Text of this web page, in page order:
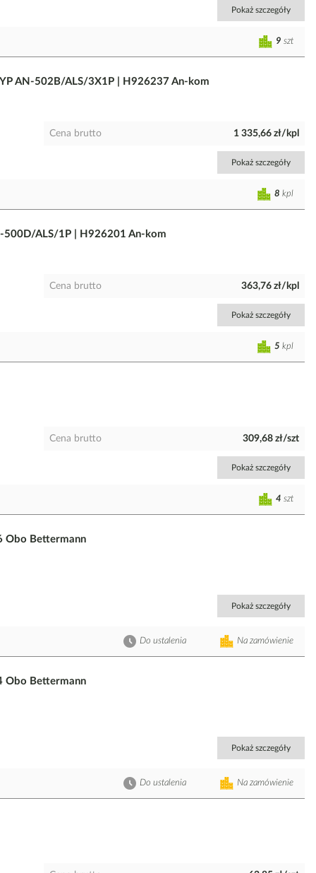
Pokaż szczegóły
9 szt
AN-502B/ALS/3X1P | H926237 An-kom
Cena brutto 1 335,66 zł/kpl
Pokaż szczegóły
8 kpl
ALS/1P | H926201 An-kom
Cena brutto 363,76 zł/kpl
Pokaż szczegóły
5 kpl
Cena brutto 309,68 zł/szt
Pokaż szczegóły
4 szt
Obo Bettermann
Pokaż szczegóły
Na zamówienie
Do ustalenia
Obo Bettermann
Pokaż szczegóły
Na zamówienie
Do ustalenia